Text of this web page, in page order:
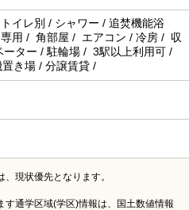
イレ別 / シャワー / 追焚機能浴
用 / 角部屋 / エアコン / 冷房 / 収
ター / 駐輪場 / 3駅以上利用可 /
き場 / 分譲賃貸 /
現状優先となります。
す通学区域(学区)情報は、国土数値情報